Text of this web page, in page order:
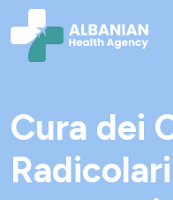
Cura dei